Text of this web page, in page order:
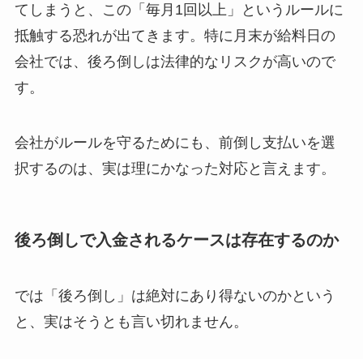
てしまうと、この「毎月1回以上」というルールに
抵触する恐れが出てきます。特に月末が給料日の
会社では、後ろ倒しは法律的なリスクが高いので
す。
会社がルールを守るためにも、前倒し支払いを選
択するのは、実は理にかなった対応と言えます。
後ろ倒しで入金されるケースは存在するのか
では「後ろ倒し」は絶対にあり得ないのかという
と、実はそうとも言い切れません。